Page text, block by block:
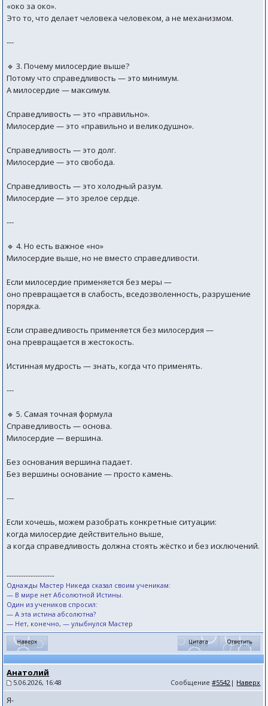
«око за око».
Это то, что делает человека человеком, а не механизмом.
---
🔹 3. Почему милосердие выше?
Потому что справедливость — это минимум.
А милосердие — максимум.
Справедливость — это «правильно».
Милосердие — это «правильно и великодушно».
Справедливость — это долг.
Милосердие — это свобода.
Справедливость — это холодный разум.
Милосердие — это зрелое сердце.
---
🔹 4. Но есть важное «но»
Милосердие выше, но не вместо справедливости.
Если милосердие применяется без меры —
оно превращается в слабость, вседозволенность, разрушение
порядка.
Если справедливость применяется без милосердия —
она превращается в жестокость.
Истинная мудрость — знать, когда что применять.
---
🔹 5. Самая точная формула
Справедливость — основа.
Милосердие — вершина.
Без основания вершина падает.
Без вершины основание — просто камень.
---
Если хочешь, можем разобрать конкретные ситуации:
когда милосердие действительно выше,
а когда справедливость должна стоять жёстко и без исключений.
--------------------
Однажды Мастер Никеда сказал своим ученикам:
— В мире нет Абсолютной Истины.
Один из учеников спросил:
— А эта истина абсолютна?
— Нет, конечно, — улыбнулся Мастер
Анатолий
5.06.2026, 16:48 Сообщение#5542 | Наверх
Я-